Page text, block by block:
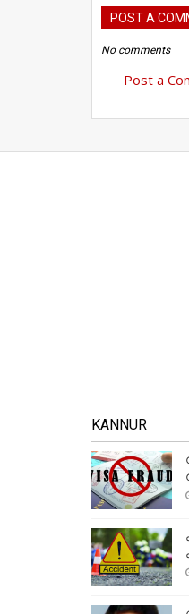
POST A
No comments
Post a
KANNUR